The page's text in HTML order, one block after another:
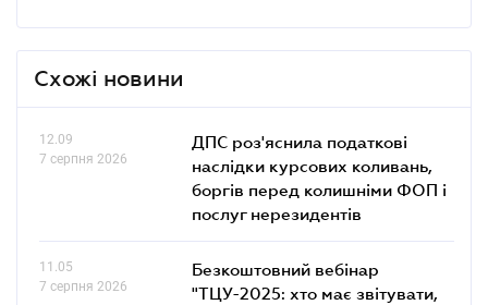
Схожі новини
12.09
7 серпня 2026
ДПС роз'яснила податкові
наслідки курсових коливань,
боргів перед колишніми ФОП і
послуг нерезидентів
11.05
7 серпня 2026
Безкоштовний вебінар
"ТЦУ-2025: хто має звітувати,